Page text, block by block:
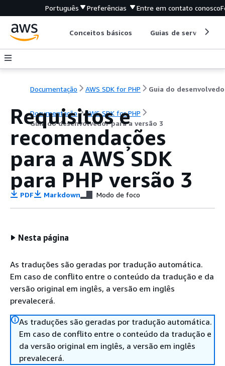
Português Preferências Entre em contato conosco
Conceitos básicos Guias de serviço
Documentação AWS SDK for PHP
Documentação
AWS SDK for PHP
Guia do desenvolvedor para a versão 3
Requisitos e
recomendações
para a AWS SDK
para PHP versão 3
PDF Markdown Modo de foco
Nesta página
As traduções são geradas por tradução automática.
Em caso de conflito entre o conteúdo da tradução e da
versão original em inglês, a versão em inglês
prevalecerá.
As traduções são geradas por tradução automática.
Em caso de conflito entre o conteúdo da tradução e
da versão original em inglês, a versão em inglês
prevalecerá.